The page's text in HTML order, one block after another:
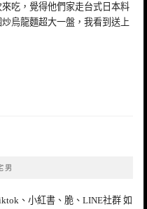
吃，覺得他們家走台式日本料
烏龍麵超大一盤，我看到送上
男
、小紅書、脆、LINE社群 如